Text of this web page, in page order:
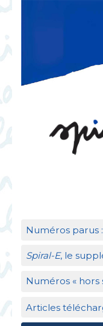
Numéros parus
Spiral-E, le
Numéros « hors
Articles